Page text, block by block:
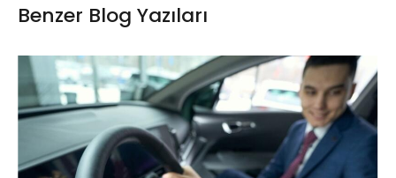
Benzer Blog Yazıları